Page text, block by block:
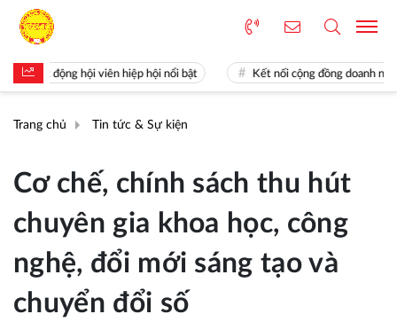
động hội viên hiệp hội nổi bật Kết nối cộng đồng doanh nghiệp
Trang chủ Tin tức & Sự kiện
Cơ chế, chính sách thu hút
chuyên gia khoa học, công
nghệ, đổi mới sáng tạo và
chuyển đổi số